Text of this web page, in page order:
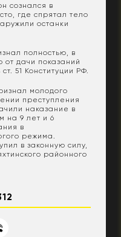
сознался в
где спрятал тело
останки
полностью, в
от дачи показаний
51 Конституции РФ.
молодого
преступления
наказание в
на 9 лет и 6
в
режима.
в законную силу,
районного